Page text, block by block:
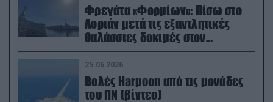
Φρεγάτα «Φορμίων»: Πίσω στο
Λοριάν μετά τις εξαντλητικές
θαλάσσιες δοκιμές στον
απαιτητικό Βισκαϊκό
25.06.2026
Βολές Harpoon από τις μονάδες
του ΠΝ (βίντεο)